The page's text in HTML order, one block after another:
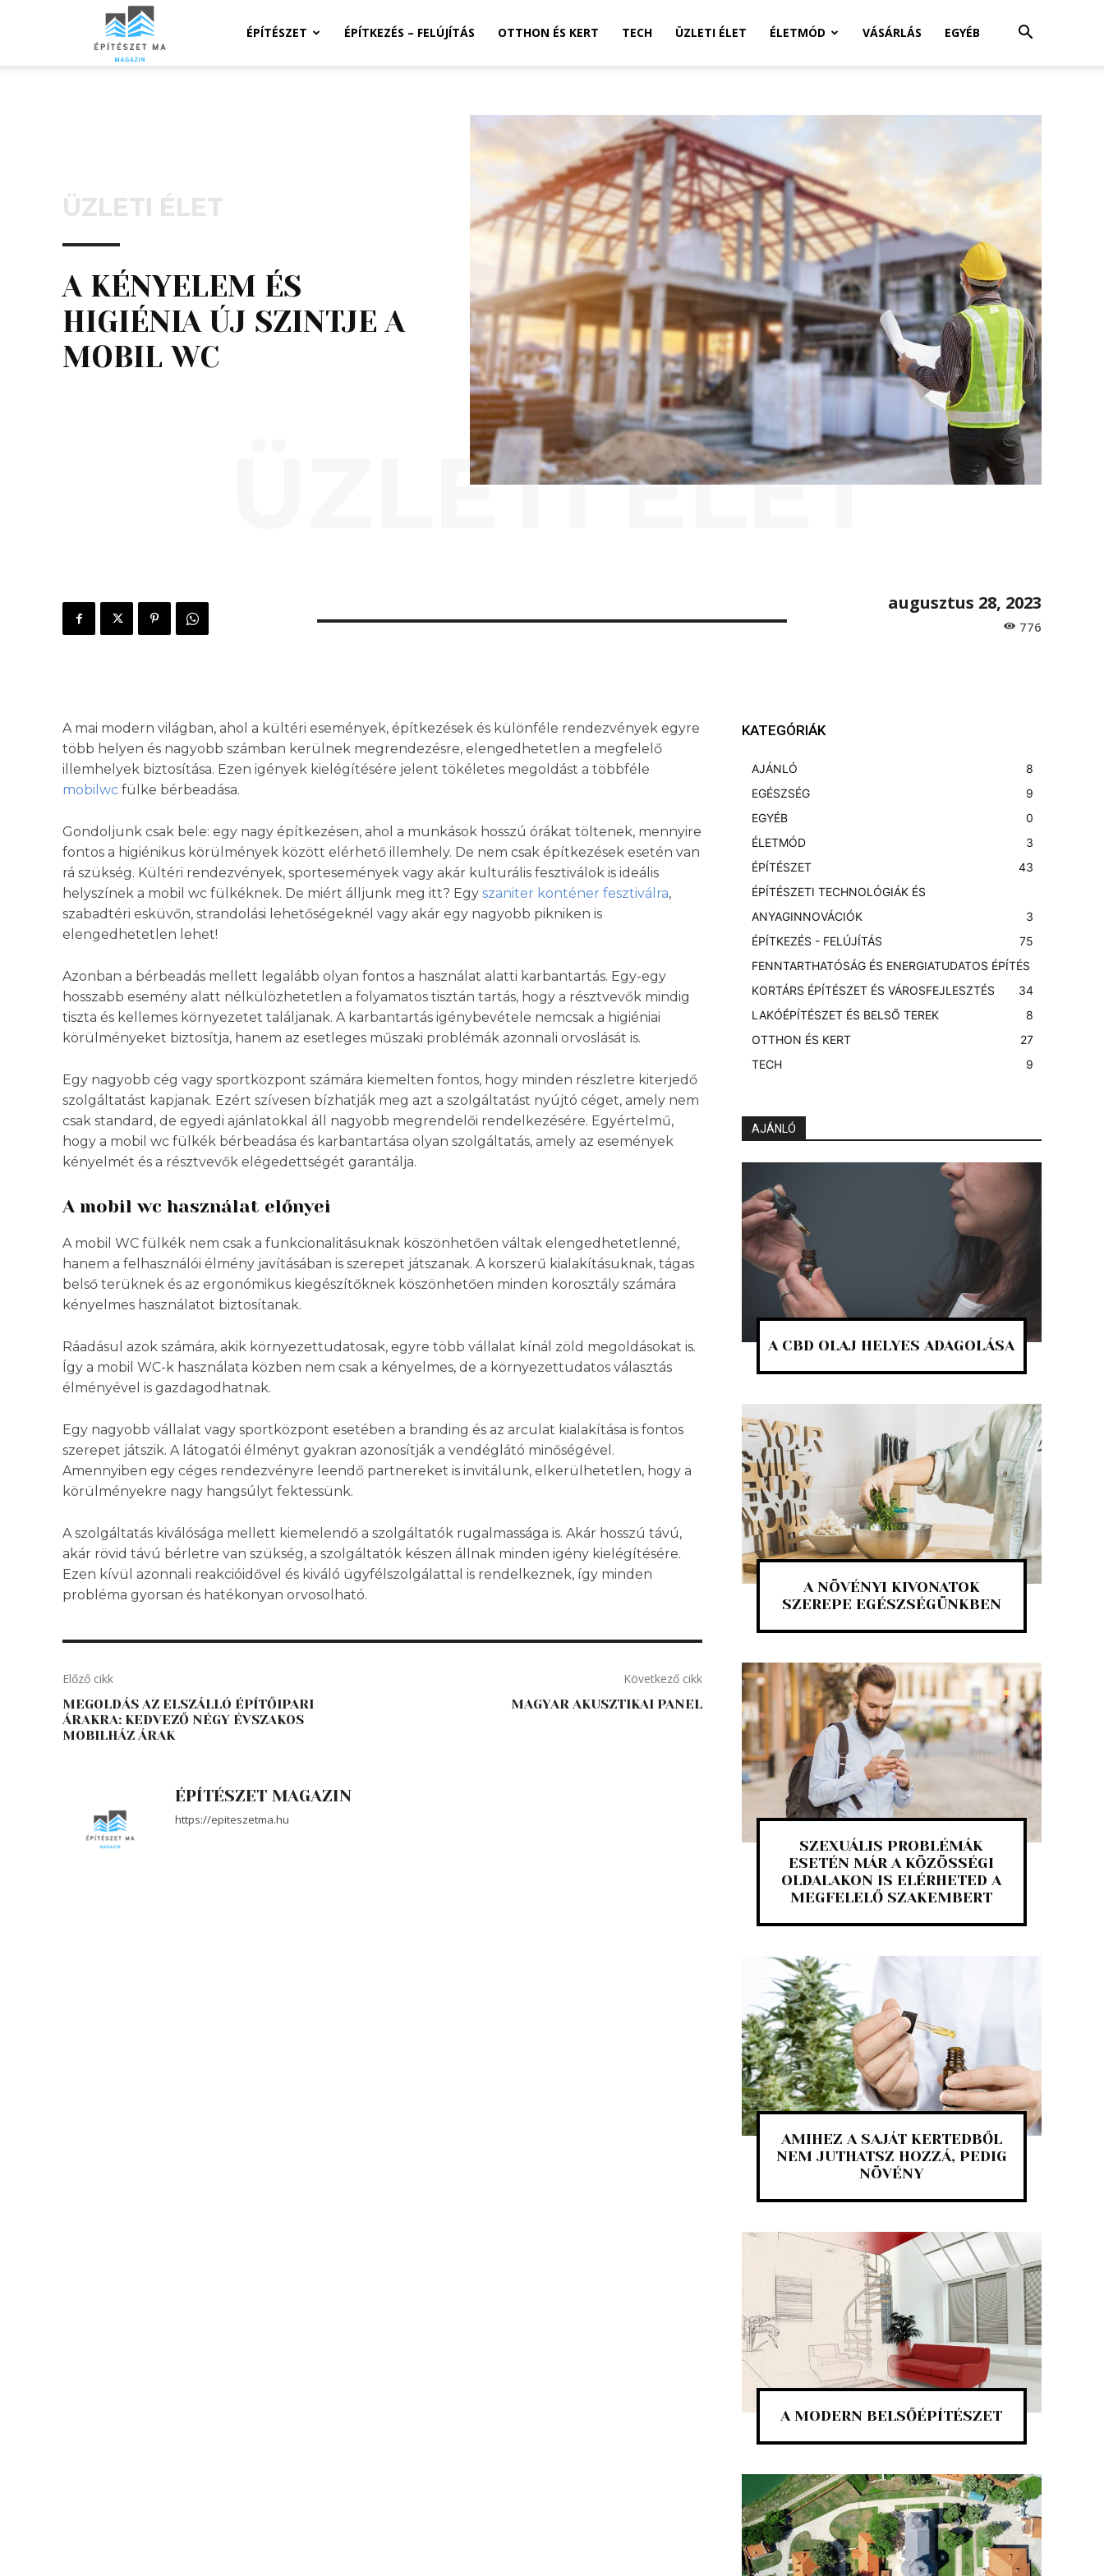
ÉpíteszetiÉPÍTÉSZET ÉPÍTKEZÉS – FELÚJÍTÁS OTTHON ÉS KERT TECH ÜZLETI ÉLET ÉLETMÓD VÁSÁRLÁS EGYÉB
ÜZLETI ÉLET
A KÉNYELEM ÉS
HIGIÉNIA ÚJ SZINTJE A
MOBIL WC
ÜZLETI ÉLET
augusztus 28, 2023
776
A mai modern világban, ahol a kültéri események, építkezések és különféle rendezvények egyre
több helyen és nagyobb számban kerülnek megrendezésre, elengedhetetlen a megfelelő
illemhelyek biztosítása. Ezen igények kielégítésére jelent tökéletes megoldást a többféle
mobilwc fülke bérbeadása.
Gondoljunk csak bele: egy nagy építkezésen, ahol a munkások hosszú órákat töltenek, mennyire
fontos a higiénikus körülmények között elérhető illemhely. De nem csak építkezések esetén van
rá szükség. Kültéri rendezvények, sportesemények vagy akár kulturális fesztiválok is ideális
helyszínek a mobil wc fülkéknek. De miért álljunk meg itt? Egy szaniter konténer fesztiválra,
szabadtéri esküvőn, strandolási lehetőségeknél vagy akár egy nagyobb pikniken is
elengedhetetlen lehet!
Azonban a bérbeadás mellett legalább olyan fontos a használat alatti karbantartás. Egy-egy
hosszabb esemény alatt nélkülözhetetlen a folyamatos tisztán tartás, hogy a résztvevők mindig
tiszta és kellemes környezetet találjanak. A karbantartás igénybevétele nemcsak a higiéniai
körülményeket biztosítja, hanem az esetleges műszaki problémák azonnali orvoslását is.
Egy nagyobb cég vagy sportközpont számára kiemelten fontos, hogy minden részletre kiterjedő
szolgáltatást kapjanak. Ezért szívesen bízhatják meg azt a szolgáltatást nyújtó céget, amely nem
csak standard, de egyedi ajánlatokkal áll nagyobb megrendelői rendelkezésére. Egyértelmű,
hogy a mobil wc fülkék bérbeadása és karbantartása olyan szolgáltatás, amely az események
kényelmét és a résztvevők elégedettségét garantálja.
A mobil wc használat előnyei
A mobil WC fülkék nem csak a funkcionalitásuknak köszönhetően váltak elengedhetetlenné,
hanem a felhasználói élmény javításában is szerepet játszanak. A korszerű kialakításuknak, tágas
belső terüknek és az ergonómikus kiegészítőknek köszönhetően minden korosztály számára
kényelmes használatot biztosítanak.
Ráadásul azok számára, akik környezettudatosak, egyre több vállalat kínál zöld megoldásokat is.
Így a mobil WC-k használata közben nem csak a kényelmes, de a környezettudatos választás
élményével is gazdagodhatnak.
Egy nagyobb vállalat vagy sportközpont esetében a branding és az arculat kialakítása is fontos
szerepet játszik. A látogatói élményt gyakran azonosítják a vendéglátó minőségével.
Amennyiben egy céges rendezvényre leendő partnereket is invitálunk, elkerülhetetlen, hogy a
körülményekre nagy hangsúlyt fektessünk.
A szolgáltatás kiválósága mellett kiemelendő a szolgáltatók rugalmassága is. Akár hosszú távú,
akár rövid távú bérletre van szükség, a szolgáltatók készen állnak minden igény kielégítésére.
Ezen kívül azonnali reakcióidővel és kiváló ügyfélszolgálattal is rendelkeznek, így minden
probléma gyorsan és hatékonyan orvosolható.
Előző cikk
MEGOLDÁS AZ ELSZÁLLÓ ÉPÍTŐIPARI
ÁRAKRA: KEDVEZŐ NÉGY ÉVSZAKOS
MOBILHÁZ ÁRAK
Következő cikk
MAGYAR AKUSZTIKAI PANEL
ÉPÍTÉSZET MAGAZIN
https://epiteszetma.hu
KATEGÓRIÁK
AJÁNLÓ
8
EGÉSZSÉG
9
EGYÉB
0
ÉLETMÓD
3
ÉPÍTÉSZET
43
ÉPÍTÉSZETI TECHNOLÓGIÁK ÉS
ANYAGINNOVÁCIÓK
3
ÉPÍTKEZÉS - FELÚJÍTÁS
75
FENNTARTHATÓSÁG ÉS ENERGIATUDATOS ÉPÍTÉS
4
KORTÁRS ÉPÍTÉSZET ÉS VÁROSFEJLESZTÉS
3
LAKÓÉPÍTÉSZET ÉS BELSŐ TEREK
8
OTTHON ÉS KERT
27
TECH
9
AJÁNLÓ
A CBD OLAJ HELYES ADAGOLÁSA
A NÖVÉNYI KIVONATOK
SZEREPE EGÉSZSÉGÜNKBEN
SZEXUÁLIS PROBLÉMÁK
ESETÉN MÁR A KÖZÖSSÉGI
OLDALAKON IS ELÉRHETED A
MEGFELELŐ SZAKEMBERT
AMIHEZ A SAJÁT KERTEDBŐL
NEM JUTHATSZ HOZZÁ, PEDIG
NÖVÉNY
A MODERN BELSŐÉPÍTÉSZET